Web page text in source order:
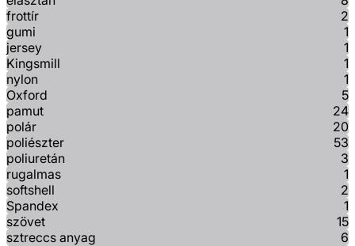
frottír
2
gumi
1
jersey
1
Kingsmill
1
nylon
1
Oxford
5
pamut
24
polár
20
poliészter
53
poliuretán
3
rugalmas
1
softshell
2
Spandex
1
szövet
15
sztreccs anyag
6